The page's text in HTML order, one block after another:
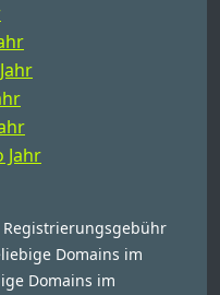
Jahr
Domains im
Domains im